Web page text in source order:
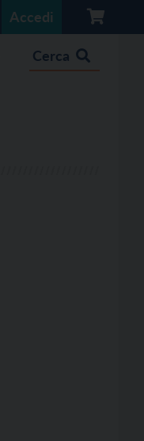
Accedi
Cerca